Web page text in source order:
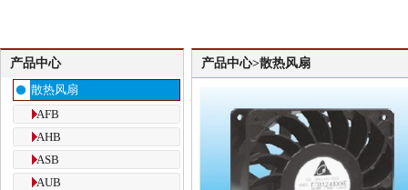
产品中心
散热风扇
AFB
AHB
ASB
AUB
产品中心>散热风扇